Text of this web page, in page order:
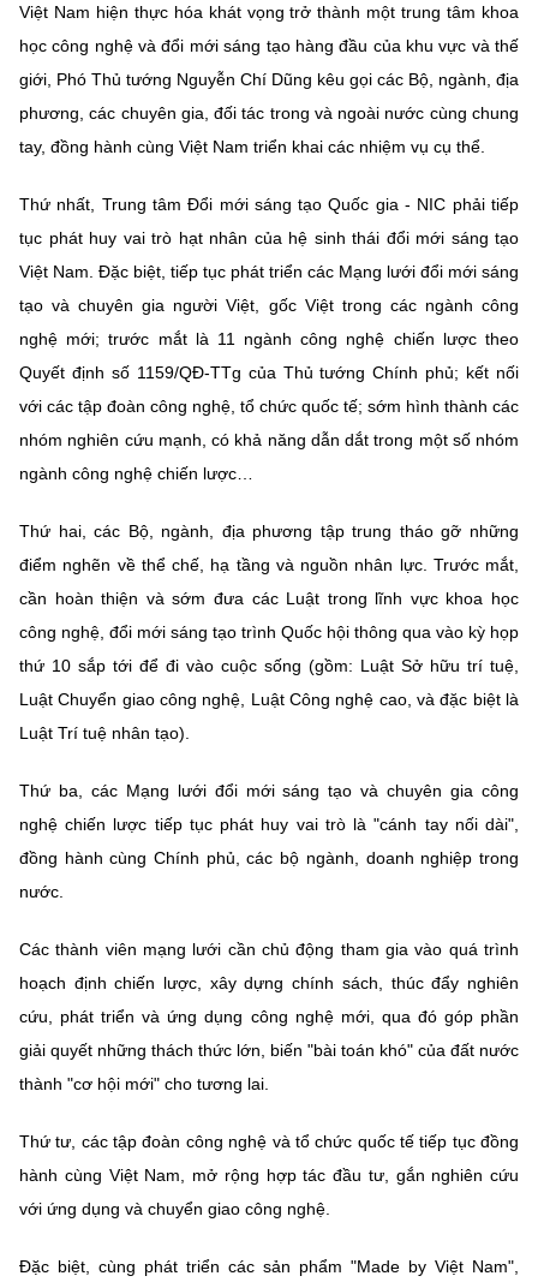
Việt Nam hiện thực hóa khát vọng trở thành một trung tâm khoa
học công nghệ và đổi mới sáng tạo hàng đầu của khu vực và thế
giới, Phó Thủ tướng Nguyễn Chí Dũng kêu gọi các Bộ, ngành, địa
phương, các chuyên gia, đối tác trong và ngoài nước cùng chung
tay, đồng hành cùng Việt Nam triển khai các nhiệm vụ cụ thể.
Thứ nhất, Trung tâm Đổi mới sáng tạo Quốc gia - NIC phải tiếp
tục phát huy vai trò hạt nhân của hệ sinh thái đổi mới sáng tạo
Việt Nam. Đặc biệt, tiếp tục phát triển các Mạng lưới đổi mới sáng
tạo và chuyên gia người Việt, gốc Việt trong các ngành công
nghệ mới; trước mắt là 11 ngành công nghệ chiến lược theo
Quyết định số 1159/QĐ-TTg của Thủ tướng Chính phủ; kết nối
với các tập đoàn công nghệ, tổ chức quốc tế; sớm hình thành các
nhóm nghiên cứu mạnh, có khả năng dẫn dắt trong một số nhóm
ngành công nghệ chiến lược…
Thứ hai, các Bộ, ngành, địa phương tập trung tháo gỡ những
điểm nghẽn về thể chế, hạ tầng và nguồn nhân lực. Trước mắt,
cần hoàn thiện và sớm đưa các Luật trong lĩnh vực khoa học
công nghệ, đổi mới sáng tạo trình Quốc hội thông qua vào kỳ họp
thứ 10 sắp tới để đi vào cuộc sống (gồm: Luật Sở hữu trí tuệ,
Luật Chuyển giao công nghệ, Luật Công nghệ cao, và đặc biệt là
Luật Trí tuệ nhân tạo).
Thứ ba, các Mạng lưới đổi mới sáng tạo và chuyên gia công
nghệ chiến lược tiếp tục phát huy vai trò là "cánh tay nối dài",
đồng hành cùng Chính phủ, các bộ ngành, doanh nghiệp trong
nước.
Các thành viên mạng lưới cần chủ động tham gia vào quá trình
hoạch định chiến lược, xây dựng chính sách, thúc đẩy nghiên
cứu, phát triển và ứng dụng công nghệ mới, qua đó góp phần
giải quyết những thách thức lớn, biến "bài toán khó" của đất nước
thành "cơ hội mới" cho tương lai.
Thứ tư, các tập đoàn công nghệ và tổ chức quốc tế tiếp tục đồng
hành cùng Việt Nam, mở rộng hợp tác đầu tư, gắn nghiên cứu
với ứng dụng và chuyển giao công nghệ.
Đặc biệt, cùng phát triển các sản phẩm "Made by Việt Nam",